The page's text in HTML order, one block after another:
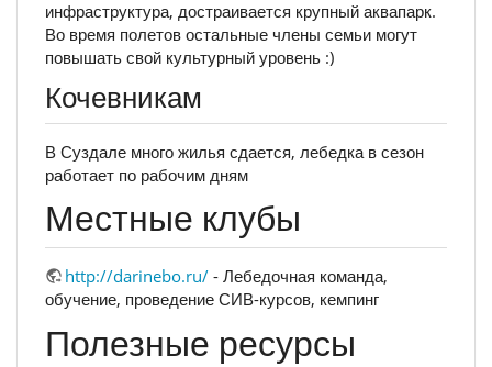
инфраструктура, достраивается крупный аквапарк.
Во время полетов остальные члены семьи могут
повышать свой культурный уровень :)
Кочевникам
В Суздале много жилья сдается, лебедка в сезон
работает по рабочим дням
Местные клубы
http://darinebo.ru/ - Лебедочная команда,
обучение, проведение СИВ-курсов, кемпинг
Полезные ресурсы